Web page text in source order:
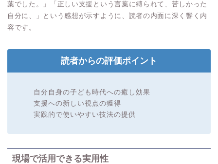
葉でした。」「正しい支援という言葉に縛られて、苦しかった
自分に、」という感想が示すように、読者の内面に深く響く内
容です。
読者からの評価ポイント
自分自身の子ども時代への癒し効果
支援への新しい視点の獲得
実践的で使いやすい技法の提供
現場で活用できる実用性